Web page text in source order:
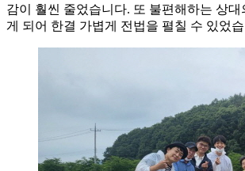
감이 훨씬 줄었습니다. 또 불편해하는 상
게 되어 한결 가볍게 전법을 펼칠 수 있었